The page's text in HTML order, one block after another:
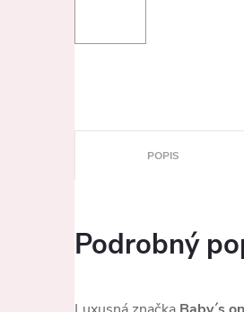
POPIS
Podrobný